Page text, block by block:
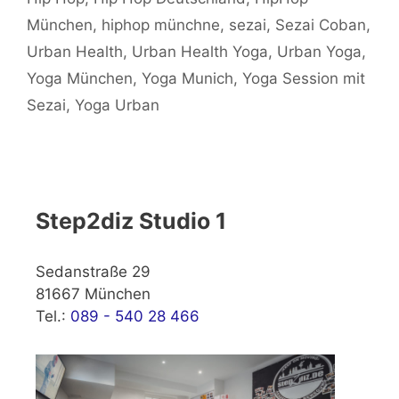
München, hiphop münchne, sezai, Sezai Coban,
Urban Health, Urban Health Yoga, Urban Yoga,
Yoga München, Yoga Munich, Yoga Session mit
Sezai, Yoga Urban
Step2diz Studio 1
Sedanstraße 29
81667 München
Tel.: 089 - 540 28 466